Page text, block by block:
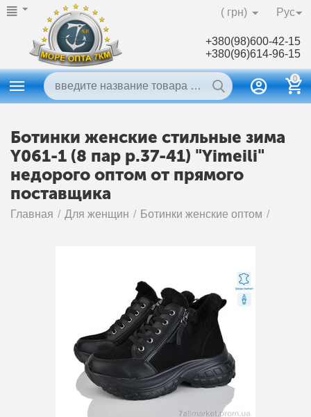
Рус
( грн)
+380(98)600-42-15
+380(96)614-96-15
0
Ботинки женские стильные зима
Y061-1 (8 пар р.37-41) "Yimeili"
недорого оптом от прямого
поставщика
Главная / Для женщин / Ботинки женские оптом /